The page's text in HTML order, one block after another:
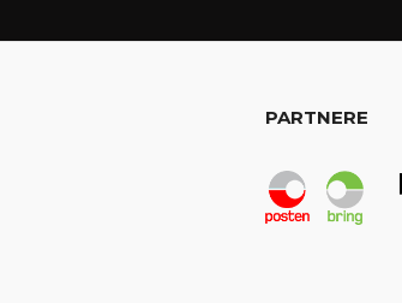
PARTNERE